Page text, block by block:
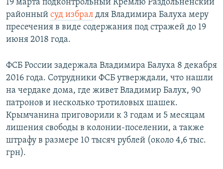
19 марта подконтрольный Кремлю Раздольненский
районный суд избрал для Владимира Балуха меру
пресечения в виде содержания под стражей до 19
июня 2018 года.
ФСБ России задержала Владимира Балуха 8 декабря
2016 года. Сотрудники ФСБ утверждали, что нашли
на чердаке дома, где живет Владимир Балух, 90
патронов и несколько тротиловых шашек.
Крымчанина приговорили к 3 годам и 5 месяцам
лишения свободы в колонии-поселении, а также
штрафу в размере 10 тысяч рублей (около 4,6 тыс.
грн).​